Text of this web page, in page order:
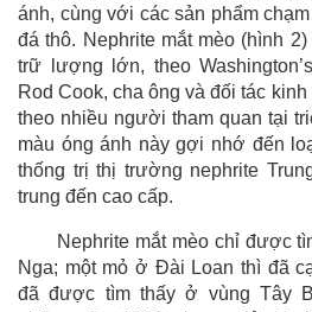
ánh, cùng với các sản phẩm
đá thô. Nephrite mắt mèo (hình
trữ lượng lớn, theo
Rod Cook, cha ông và đối tác
theo nhiều người tham quan tại
màu óng ánh này gợi nhớ đến
thống trị thị trường nephrite
trung đến cao cấp.
Nephrite mắt mèo chỉ được
Nga; một mỏ ở Đài Loan thì đã
đã được tìm thấy ở vùng Tây